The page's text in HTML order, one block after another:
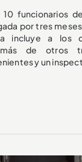
funcionarios
por tres
incluye a los
de otros
y un